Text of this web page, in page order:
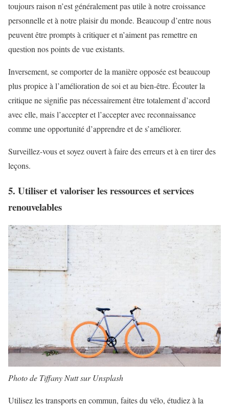
toujours raison n’est généralement pas utile à notre croissance
personnelle et à notre plaisir du monde. Beaucoup d’entre nous
peuvent être prompts à critiquer et n’aiment pas remettre en
question nos points de vue existants.
Inversement, se comporter de la manière opposée est beaucoup
plus propice à l’amélioration de soi et au bien-être. Écouter la
critique ne signifie pas nécessairement être totalement d’accord
avec elle, mais l’accepter et l’accepter avec reconnaissance
comme une opportunité d’apprendre et de s’améliorer.
Surveillez-vous et soyez ouvert à faire des erreurs et à en tirer des
leçons.
5. Utiliser et valoriser les ressources et services
renouvelables
Photo de Tiffany Nutt sur Unsplash
Utilisez les transports en commun, faites du vélo, étudiez à la